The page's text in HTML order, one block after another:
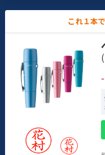
これ１本
(